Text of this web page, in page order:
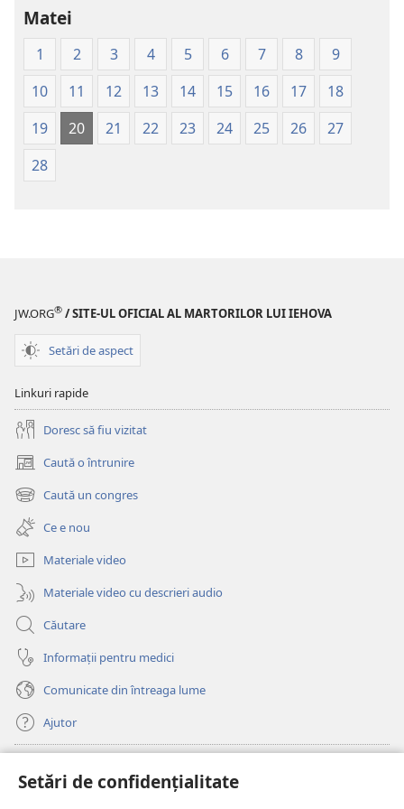
Setări de confidențialitate
noi
(cu
copertă
moale)
Matei
1 2 3 4 5 6 7 8
9
10
11 12 13 14 15 16 17
18
19
20 21 22 23 24 25 26
27
28
JW.ORG® / SITE-UL OFICIAL AL MARTORILOR LUI IEHOVA
Setări de aspect
Linkuri rapide
Doresc să fiu vizitat
Caută o întrunire
(se
deschide
o
fereastră
nouă)
Caută un congres
(se
deschide
o
fereastră
nouă)
Ce e nou
Materiale video
Materiale video cu descrieri audio
Căutare
Informații pentru medici
Comunicate din întreaga lume
Ajutor
(se
deschide